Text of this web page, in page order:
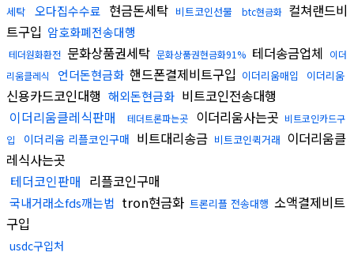
세탁
오다집수수료 현금돈세탁 비트코인선물 btc현금화 컬쳐랜드비
트구입 암호화폐전송대행
테더원화환전 문화상품권세탁 문화상품권현금화91% 테더송금업체 이더
리움클레식
언더돈현금화 핸드폰결제비트구입 이더리움매입 이더리움
신용카드코인대행 해외돈현금화 비트코인전송대행
이더리움클레식판매
테더트론파는곳 이더리움사는곳 비트코인카드구
입
이더리움 리플코인구매 비트대리송금 비트코인퀵거래 이더리움클
레식사는곳
테더코인판매 리플코인구매
국내거래소fds깨는법 tron현금화 트론리플 전송대행 소액결제비트
구입
usdc구입처